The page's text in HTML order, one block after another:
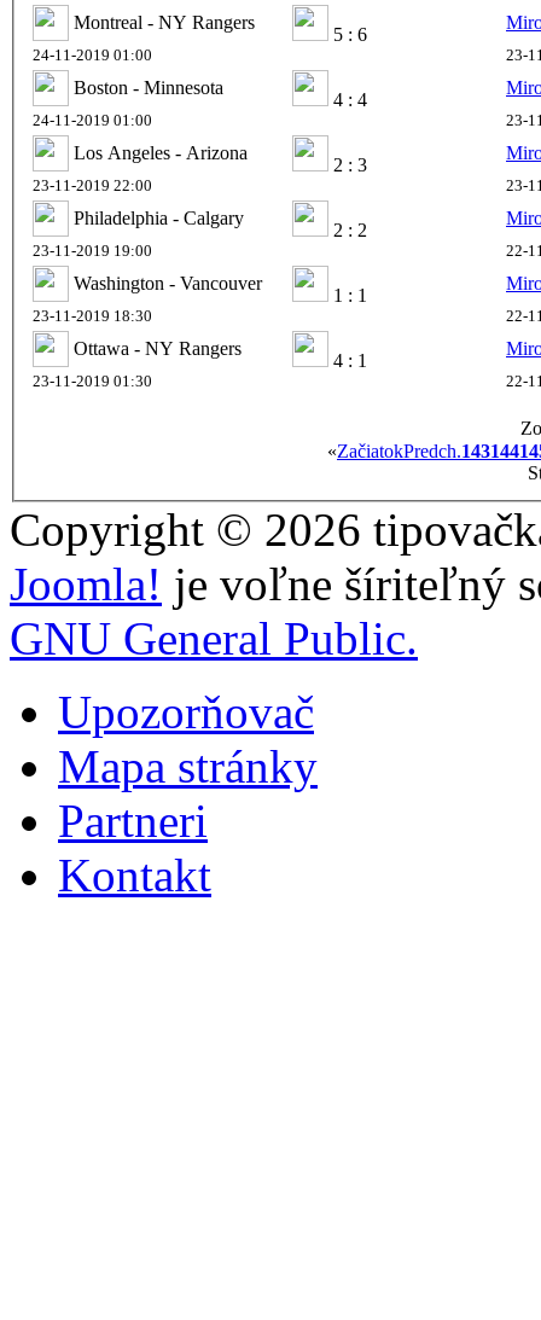
Montreal - NY Rangers
5 : 6
24-11-2019 01:00 23-
Boston - Minnesota
4 : 4
24-11-2019 01:00 23-
Los Angeles - Arizona
2 : 3
23-11-2019 22:00 23-
Philadelphia - Calgary
2 : 2
23-11-2019 19:00 22-
Washington - Vancouver
1 : 1
23-11-2019 18:30 22-
Ottawa - NY Rangers
4 : 1
23-11-2019 01:30 22-
«ZačiatokPredch.143144
Copyright © 2026
Joomla! je voľne šíriteľný
GNU General Public.
Upozorňovač
Mapa stránky
Partneri
Kontakt